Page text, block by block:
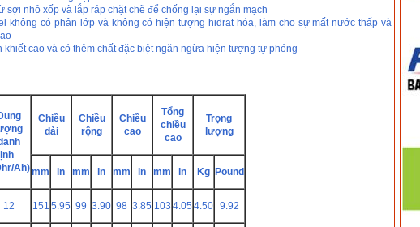
sợi nhỏ xốp và lắp ráp chặt chẽ để chống lại sự ngắn mạch
không có phân lớp và không có hiện tượng hidrat hóa, làm cho sự mất nước thấp và
khiết cao và có thêm chất đặc biệt ngăn ngừa hiện tượng tự phóng
Ah)
Chiều
dài
Chiều
rộng
Chiều
cao
Tổng
chiều
cao
Trọng
lượng
mm in mm in mm in mm in Kg Pound
12 151 5.95 99 3.90 98 3.85 103 4.05 4.50 9.92